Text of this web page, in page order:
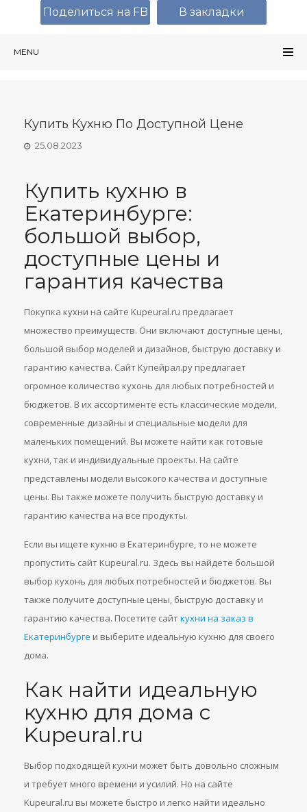
MENU
Купить Кухню По Доступной Цене
25.08.2023
Купить кухню в
Екатеринбурге:
большой выбор,
доступные цены и
гарантия качества
Покупка кухни на сайте Kupeural.ru предлагает
множество преимуществ. Они включают доступные цены,
большой выбор моделей и дизайнов, быструю доставку и
гарантию качества. Сайт Купейрал.ру предлагает
огромное количество кухонь для любых потребностей и
бюджетов. В их ассортименте есть классические модели,
современные дизайны и специальные модели для
маленьких помещений. Вы можете найти как готовые
кухни, так и индивидуальные проекты. На сайте
представлены модели высокого качества и доступные
цены. Вы также можете получить быструю доставку и
гарантию качества на все продукты.
Если вы ищете кухню в Екатеринбурге, то не можете
пропустить сайт Kupeural.ru. Здесь вы найдете большой
выбор кухонь для любых потребностей и бюджетов. Вы
также получите доступные цены, быструю доставку и
гарантию качества. Посетите сайткухни на заказ в
Екатеринбурге и выберите идеальную кухню для своего
дома.
Как найти идеальную
кухню для дома c
Kupeural.ru
Выбор подходящей кухни может быть довольно сложным
и требует много времени и усилий. Но на сайте
Kupeural.ru вы можете быстро и легко найти идеально
Поделиться на FB В закладки